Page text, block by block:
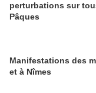
perturbations sur
Pâques
Manifestations des
et à Nîmes